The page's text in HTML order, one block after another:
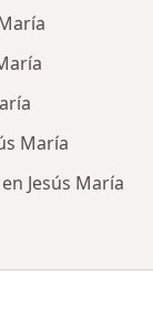
María
Jesús María